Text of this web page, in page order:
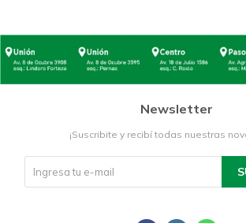
Newsletter
¡Suscribite y recibí todas nuestras